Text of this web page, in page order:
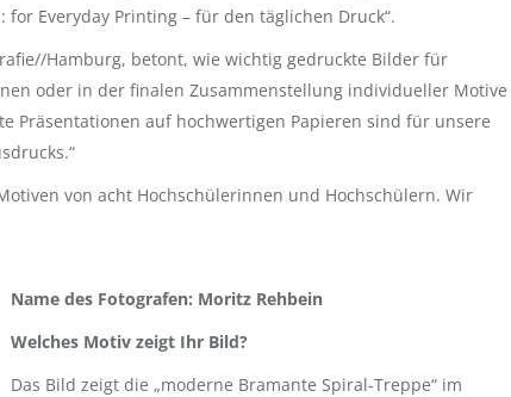
Everyday Printing – für den täglichen Druck“.
Hamburg, betont, wie wichtig gedruckte Bilder für
oder in der finalen Zusammenstellung individueller Motive
Präsentationen auf hochwertigen Papieren sind für unsere
von acht Hochschülerinnen und Hochschülern. Wir
Name des Fotografen: Moritz Rehbein
Welches Motiv zeigt Ihr Bild?
Das Bild zeigt die „moderne Bramante Spiral-Treppe“ im